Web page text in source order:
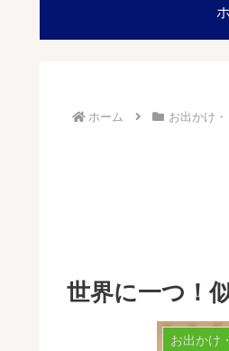
ホーム お出かけ
世界に一つ！
お出かけ